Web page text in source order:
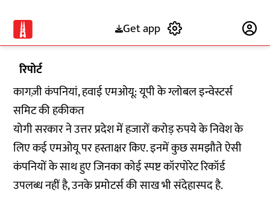
Get app
रिपोर्ट
कागज़ी कंपनियां, हवाई एमओयू: यूपी के ग्लोबल इन्वेस्टर्स
समिट की हकीकत
योगी सरकार ने उत्तर प्रदेश में हजारों करोड़ रुपये के निवेश के
लिए कई एमओयू पर हस्ताक्षर किए. इनमें कुछ समझौते ऐसी
कंपनियों के साथ हुए जिनका कोई स्पष्ट कॉरपोरेट रिकॉर्ड
उपलब्ध नहीं है, उनके प्रमोटर्स की साख भी संदेहास्पद है.